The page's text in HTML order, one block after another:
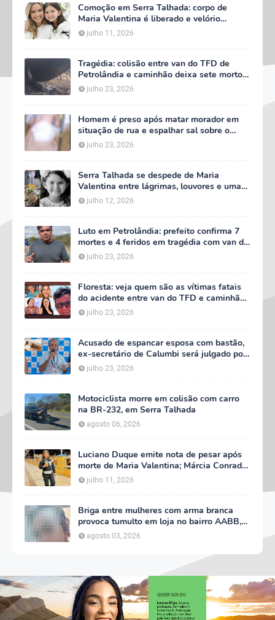
Comoção em Serra Talhada: corpo de
Maria Valentina é liberado e velório
começa às 5h deste domingo
julho 11, 2026
Tragédia: colisão entre van do TFD de
Petrolândia e caminhão deixa sete mortos
em Floresta
julho 23, 2026
Homem é preso após matar morador em
situação de rua e espalhar sal sobre o
corpo em Serra Talhada
julho 23, 2026
Serra Talhada se despede de Maria
Valentina entre lágrimas, louvores e uma
multidão que caminhou ao lado da família
julho 12, 2026
Luto em Petrolândia: prefeito confirma 7
mortes e 4 feridos em tragédia com van do
TFD e decreta três dias de luto oficial
julho 23, 2026
Floresta: veja quem são as vítimas fatais
do acidente entre van do TFD e caminhão
na PE-360
julho 23, 2026
Acusado de espancar esposa com bastão,
ex-secretário de Calumbi será julgado por
tentativa de feminicídio
julho 23, 2026
Motociclista morre em colisão com carro
na BR-232, em Serra Talhada
agosto 06, 2026
Luciano Duque emite nota de pesar após
morte de Maria Valentina; Márcia Conrado
decreta luto oficial de três dias em Serra
Talhada
julho 11, 2026
Briga entre mulheres com arma branca
provoca tumulto em loja no bairro AABB,
em Serra Talhada
agosto 03, 2026